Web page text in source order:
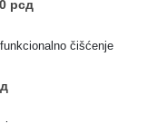
рсд
čišćenje